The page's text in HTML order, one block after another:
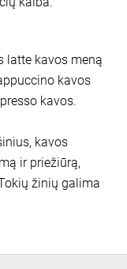
latte kavos meną
kavos
kavos.
kavos
ir priežiūrą,
žinių galima